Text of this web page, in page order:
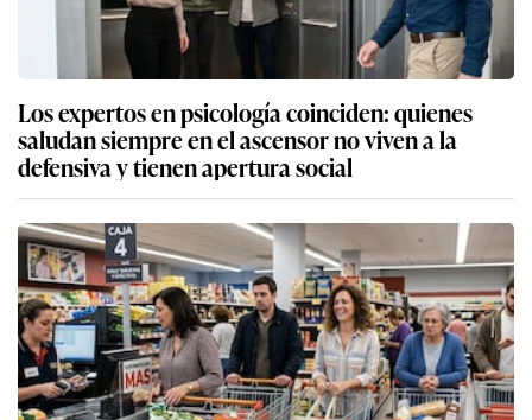
Los expertos en psicología coinciden: quienes
saludan siempre en el ascensor no viven a la
defensiva y tienen apertura social